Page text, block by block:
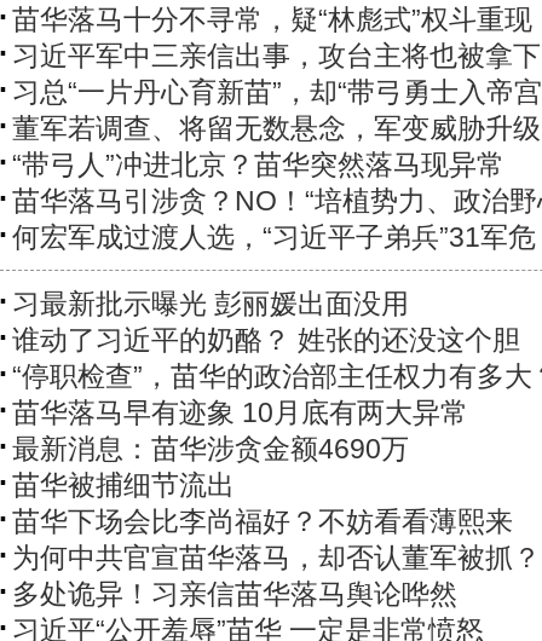
苗华落马十分不寻常，疑“林彪式”权斗重现
习近平军中三亲信出事，攻台主将也被拿
习总“一片丹心育新苗”，却“带弓勇士入帝
董军若调查、将留无数悬念，军变威胁升
“带弓人”冲进北京？苗华突然落马现异常
苗华落马引涉贪？NO！“培植势力、政治野
何宏军成过渡人选，“习近平子弟兵”31军
习最新批示曝光 彭丽媛出面没用
谁动了习近平的奶酪？ 姓张的还没这个胆
“停职检查”，苗华的政治部主任权力有多大
苗华落马早有迹象 10月底有两大异常
最新消息：苗华涉贪金额4690万
苗华被捕细节流出
苗华下场会比李尚福好？不妨看看薄熙来
为何中共官宣苗华落马，却否认董军被抓？
多处诡异！习亲信苗华落马舆论哗然
习近平“公开羞辱”苗华 一定是非常愤怒